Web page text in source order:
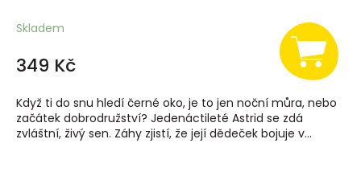
Skladem
349 Kč
Když ti do snu hledí černé oko, je to jen noční můra, nebo
začátek dobrodružství? Jedenáctileté Astrid se zdá
zvláštní, živý sen. Záhy zjistí, že její dědeček bojuje v...